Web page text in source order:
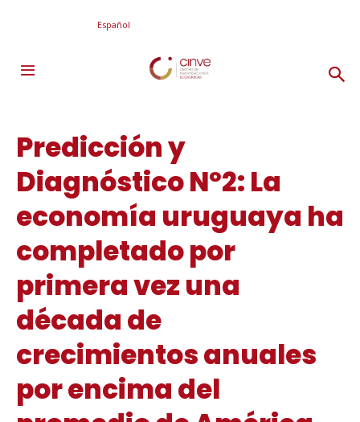
Español
Predicción y
Diagnóstico Nº2: La
economía uruguaya ha
completado por
primera vez una
década de
crecimientos anuales
por encima del